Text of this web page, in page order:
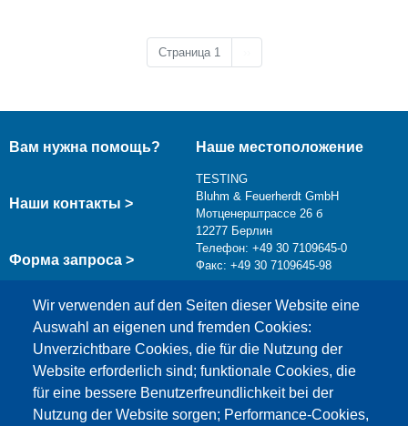
Страница 1
Wir verwenden auf den Seiten dieser Website eine
Auswahl an eigenen und fremden Cookies:
Unverzichtbare Cookies, die für die Nutzung der
Website erforderlich sind; funktionale Cookies, die
für eine bessere Benutzerfreundlichkeit bei der
Nutzung der Website sorgen; Performance-Cookies,
Вам нужна помощь?
Наши контакты >
Форма запроса >
Наше местоположение
TESTING
Bluhm & Feuerherdt GmbH
Мотценерштрассе 26 б
12277 Берлин
Телефон: +49 30 7109645-0
Факс: +49 30 7109645-98
info@testing.de